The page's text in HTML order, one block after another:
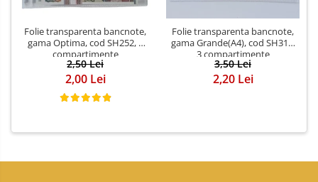
Folie transparenta bancnote,
gama Optima, cod SH252, 3
compartimente
2,50 Lei
2,00 Lei
Folie transparenta bancnote,
gama Grande(A4), cod SH312,
3 compartimente
3,50 Lei
2,20 Lei